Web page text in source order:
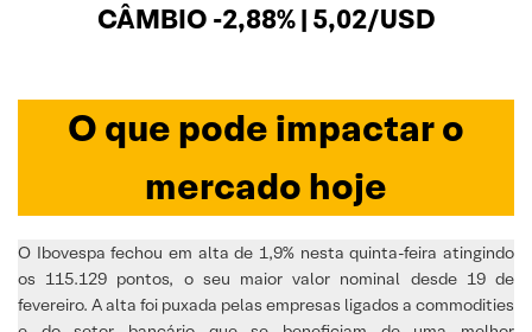
CÂMBIO -2,88% | 5,02/USD
O que pode impactar o
mercado hoje
O Ibovespa fechou em alta de 1,9% nesta quinta-feira atingindo
os 115.129 pontos, o seu maior valor nominal desde 19 de
fevereiro. A alta foi puxada pelas empresas ligados a commodities